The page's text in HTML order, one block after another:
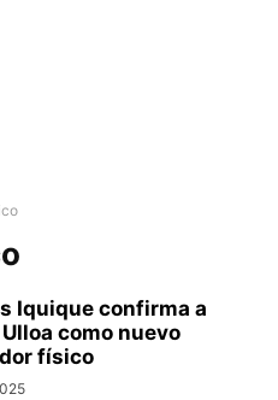
Iquique confirma a
como nuevo
físico